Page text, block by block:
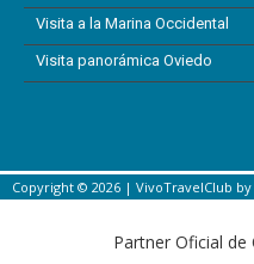
Visita a la Marina Occidental
Visita panorámica Oviedo
Copyright © 2026 | VivoTravelClub by
Partner Oficial de